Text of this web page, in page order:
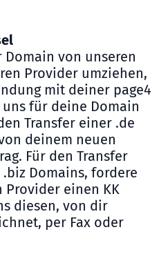
von unseren
Provider umziehen,
mit deiner page4
für deine Domain
Transfer einer .de
deinem neuen
Für den Transfer
Domains, fordere
einen KK
diesen, von dir
per Fax oder